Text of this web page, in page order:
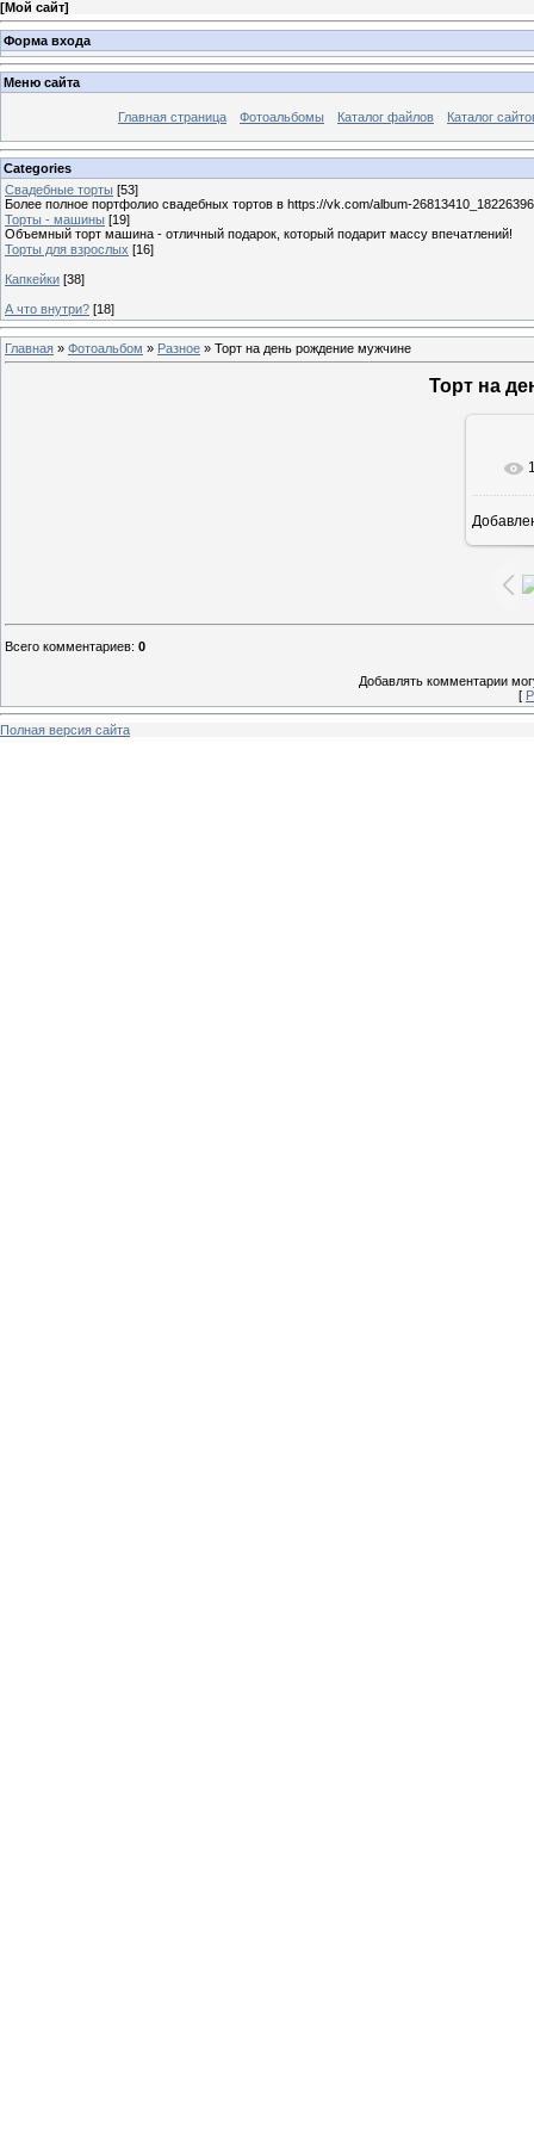
[Мой сайт]
Форма входа
Меню сайта
Главная страница Фотоальбомы Каталог файлов Каталог
Categories
Свадебные торты [53]
Более полное портфолио свадебных тортов в https://vk.com/album-
Торты - машины [19]
Объемный торт машина - отличный подарок, который подарит массу впечатлений!
Торты для взрослых [16]
Капкейки [38]
А что внутри? [18]
Главная » Фотоальбом » Разное » Торт на день рождение мужчине
Торт на
Всего комментариев: 0
Добавлять комментарии
[
Полная версия сайта